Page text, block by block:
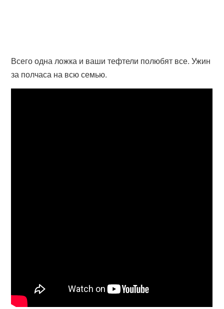
Всего одна ложка и ваши тефтели полюбят все. Ужин
за полчаса на всю семью.